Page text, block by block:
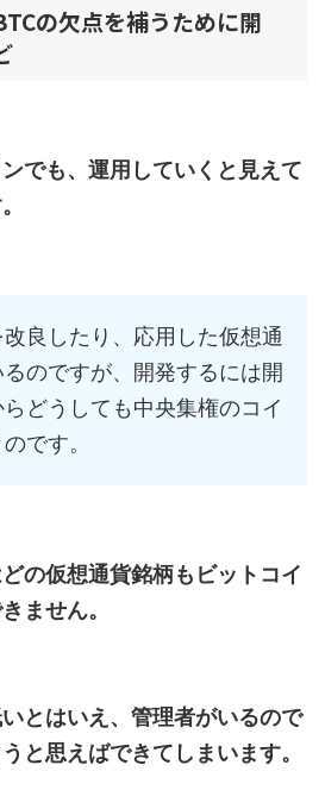
の欠点を補うために開
でも、運用していくと見えて
良したり、応用した仮想通
のですが、開発するには開
どうしても中央集権のコイ
です。
の仮想通貨銘柄もビットコイ
ません。
とはいえ、管理者がいるので
と思えばできてしまいます。